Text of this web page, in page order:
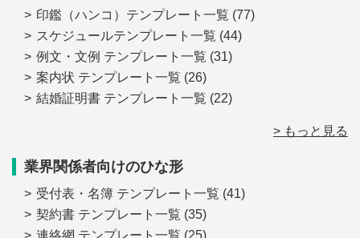
印鑑（ハンコ）テンプレート一覧 (77)
スケジュールテンプレート一覧 (44)
例文・文例 テンプレート一覧 (31)
案内状 テンプレート一覧 (26)
結婚証明書 テンプレート一覧 (22)
> もっと見る
業界関係者向けのひな形
受付表・名簿 テンプレート一覧 (41)
契約書 テンプレート一覧 (35)